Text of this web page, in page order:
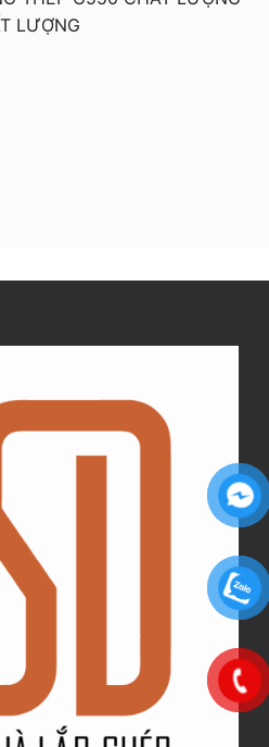
LƯỢNG